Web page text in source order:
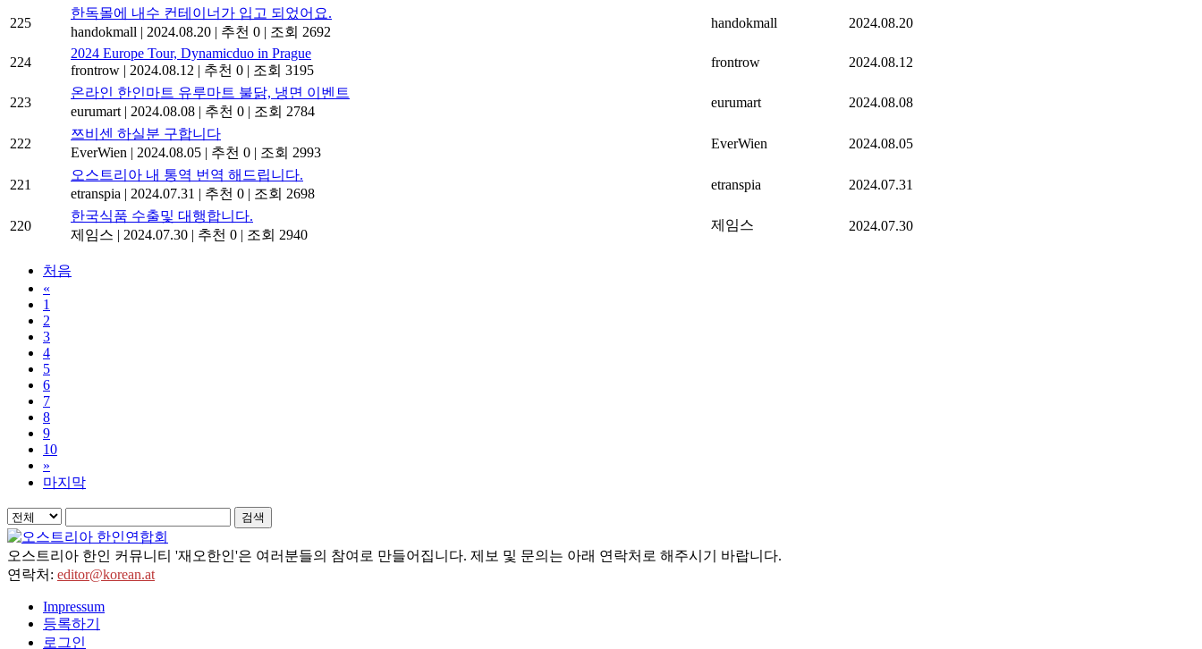
225
한독몰에 내수 컨테이너가 입고 되었어요.
handokmall
2024.08.20 추천 0 조회 2692
handokmall 2024.08.20
224
2024 Europe Tour, Dynamicduo in Prague
frontrow
2024.08.12 추천 0 조회 3195
frontrow 2024.08.12
223
온라인 한인마트 유루마트 불닭, 냉면 이벤트
eurumart
2024.08.08 추천 0 조회 2784
eurumart 2024.08.08
222
쯔비센 하실분 구합니다
EverWien
2024.08.05 추천 0 조회 2993
EverWien 2024.08.05
221
오스트리아 내 통역 번역 해드립니다.
etranspia
2024.07.31 추천 0 조회 2698
etranspia 2024.07.31
220
한국식품 수출및 대행합니다.
제임스
2024.07.30 추천 0 조회 2940
제임스 2024.07.30
처음
«
1
2
3
4
5
6
7
8
9
10
»
마지막
검색
오스트리아 한인 커뮤니티 '재오한인'은 여러분들의 참여로 만들어집니다. 제보 및 문의는 아래 연락처로 해주시기 바랍니다.
연락처: editor@korean.at
Impressum
등록하기
로그인